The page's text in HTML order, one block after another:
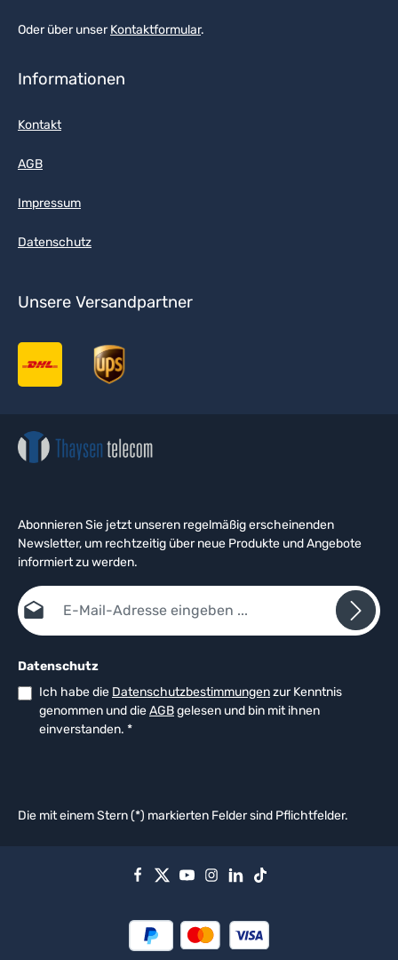
Oder über unserKontaktformular.
Informationen
Kontakt
AGB
Impressum
Datenschutz
Unsere Versandpartner
Abonnieren Sie jetzt unseren regelmäßig erscheinenden
Newsletter, um rechtzeitig über neue Produkte und Angebote
informiert zu werden.
E-Mail-Adresse*
Datenschutz
Ich habe die Datenschutzbestimmungenzur Kenntnis
genommen und dieAGBgelesen und bin mit ihnen
einverstanden. *
Die mit einem Stern (*) markierten Felder sind Pflichtfelder.